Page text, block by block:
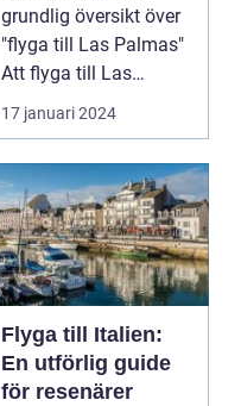
grundlig översikt över
"flyga till Las Palmas"
Att flyga till Las
Palmas, beläget ...
17 januari 2024
Flyga till Italien:
En utförlig guide
för resenärer